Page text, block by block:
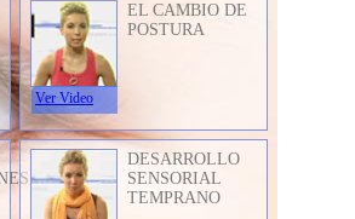
Ver Video
EL CAMBIO DE
POSTURA
DESARROLLO
SENSORIAL
TEMPRANO